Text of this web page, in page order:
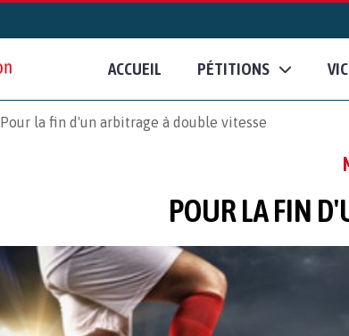
ACCUEIL PÉTITIONS
Pour la fin d'un arbitrage à double vitesse
POUR LA FIN